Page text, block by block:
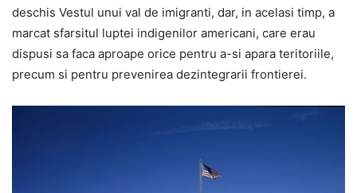
deschis Vestul unui val de imigranti, dar, in acelasi timp, a
marcat sfarsitul luptei indigenilor americani, care erau
dispusi sa faca aproape orice pentru a-si apara teritoriile,
precum si pentru prevenirea dezintegrarii frontierei.